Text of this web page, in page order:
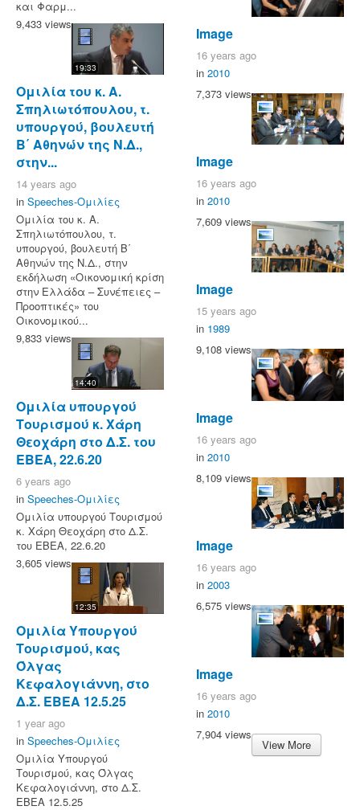
και Φαρμ...
9,433 views
19:33
Ομιλία του κ. Α.
Σπηλιωτόπουλου, τ.
υπουργού, βουλευτή
Β΄ Αθηνών της Ν.Δ.,
στην...
14 years ago
in Speeches-Ομιλίες
Ομιλία του κ. Α.
Σπηλιωτόπουλου, τ.
υπουργού, βουλευτή Β΄
Αθηνών της Ν.Δ., στην
εκδήλωση «Οικονομική κρίση
στην Ελλάδα – Συνέπειες –
Προοπτικές» του
Οικονομικού...
9,833 views
14:40
Ομιλία υπουργού
Τουρισμού κ. Χάρη
Θεοχάρη στο Δ.Σ. του
ΕΒΕΑ, 22.6.20
6 years ago
in Speeches-Ομιλίες
Ομιλία υπουργού Τουρισμού
κ. Χάρη Θεοχάρη στο Δ.Σ.
του ΕΒΕΑ, 22.6.20
3,605 views
12:35
Ομιλία Υπουργού
Τουρισμού, κας
Όλγας
Κεφαλογιάννη, στο
Δ.Σ. ΕΒΕΑ 12.5.25
1 year ago
in Speeches-Ομιλίες
Ομιλία Υπουργού
Τουρισμού, κας Όλγας
Κεφαλογιάννη, στο Δ.Σ.
ΕΒΕΑ 12.5.25
Image
16 years ago
in 2010
7,373 views
Image
16 years ago
in 2010
7,609 views
Image
15 years ago
in 1989
9,108 views
Image
16 years ago
in 2010
8,109 views
Image
16 years ago
in 2003
6,575 views
Image
16 years ago
in 2010
7,904 views
View More